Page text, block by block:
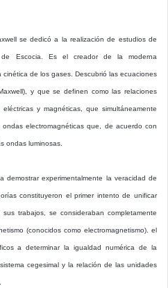
se dedicó a la realización de estudios de
Escocia. Es el creador de la moderna
de los gases. Descubrió las ecuaciones
y que se definen como las relaciones
y magnéticas, que simultáneamente
electromagnéticas que, de acuerdo con
ondas luminosas.
demostrar experimentalmente la veracidad de
constituyeron el primer intento de unificar
trabajos, se consideraban completamente
(conocidos como electromagnetismo). el
a determinar la igualdad numérica de la
cegesimal y la relación de las unidades